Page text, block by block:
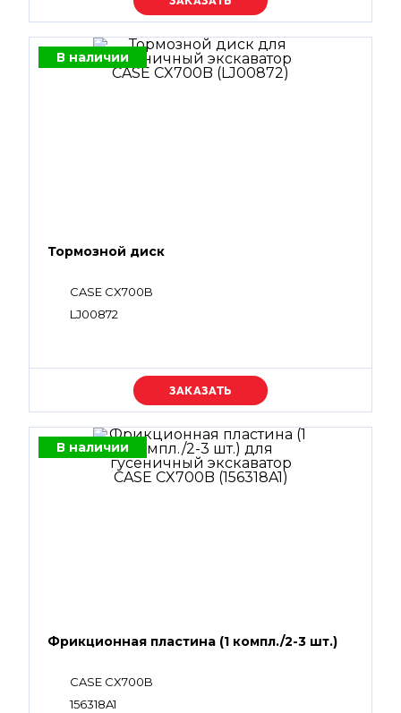
В наличии
Тормозной диск
CASE CX700B
LJ00872
Уточняйте цену
В наличии
Фрикционная пластина (1 компл./2-3 шт.)
CASE CX700B
156318A1